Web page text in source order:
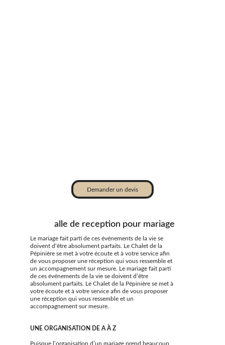
Demander un devis
Salle de reception pour mariage
Le mariage fait parti de ces événements de la vie se
doivent d’être absolument parfaits. Le Chalet de la
Pépinière se met à votre écoute et à votre service afin
de vous proposer une réception qui vous ressemble et
un accompagnement sur mesure. Le mariage fait parti
de ces événements de la vie se doivent d’être
absolument parfaits. Le Chalet de la Pépinière se met à
votre écoute et à votre service afin de vous proposer
une réception qui vous ressemble et un
accompagnement sur mesure.
UNE ORGANISATION DE A À Z
Puisque l’organisation d’un mariage prend beaucoup